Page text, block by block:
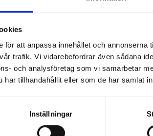
för att anpassa innehållet och annonserna
trafik. Vi vidarebefordrar även sådana
och analysföretag som vi samarbetar
har tillhandahållit eller som de har samlat
Inställningar
Tengbom
sustainable and
architecture that
our clients as
We
more
help